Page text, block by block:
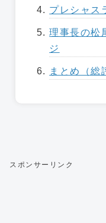
プレシャス
理事長の松
ジ
まとめ（総
スポンサーリンク